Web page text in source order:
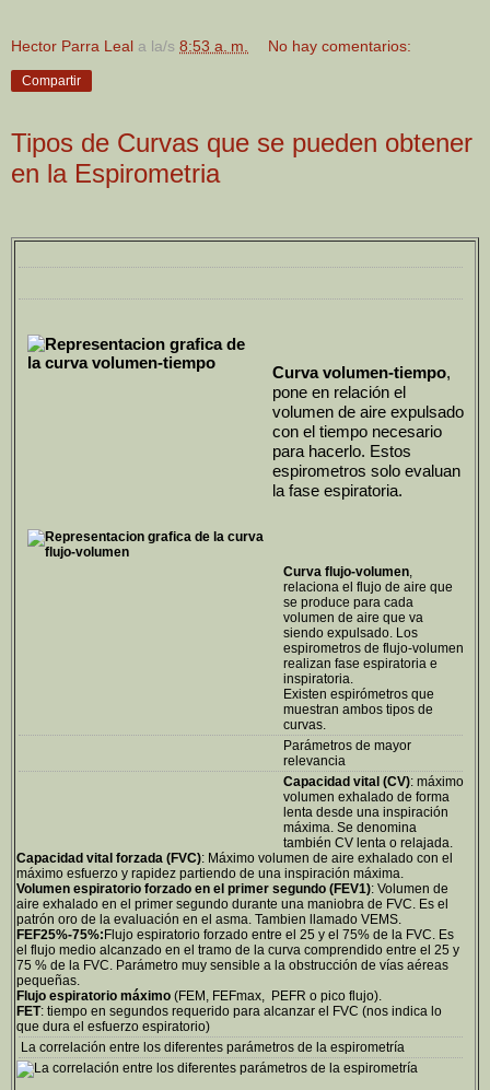
Hector Parra Leal a la/s 8:53 a. m. No hay comentarios:
Compartir
Tipos de Curvas que se pueden obtener
en la Espirometria
Curva volumen-tiempo,
pone en relación el
volumen de aire expulsado
con el tiempo necesario
para hacerlo. Estos
espirometros solo evaluan
la fase espiratoria.
Curva flujo-volumen
relaciona el flujo de aire que
se produce para cada
volumen de aire que va
siendo expulsado. Los
espirometros de flujo-volumen
realizan fase espiratoria e
inspiratoria.
Existen espirómetros que
muestran ambos tipos de
curvas.
Parámetros de mayor
relevancia
Capacidad vital (CV): máximo
volumen exhalado de forma
lenta desde una inspiración
máxima. Se denomina
también CV lenta o relajada.
Capacidad vital forzada (FVC): Máximo volumen de aire exhalado con el
máximo esfuerzo y rapidez partiendo de una inspiración máxima.
Volumen espiratorio forzado en el primer segundo (FEV1): Volumen de
aire exhalado en el primer segundo durante una maniobra de FVC. Es el
patrón oro de la evaluación en el asma. Tambien llamado VEMS.
FEF25%-75%:Flujo espiratorio forzado entre el 25 y el 75% de la FVC. Es
el flujo medio alcanzado en el tramo de la curva comprendido entre el 25 y
75 % de la FVC. Parámetro muy sensible a la obstrucción de vías aéreas
pequeñas.
Flujo espiratorio máximo (FEM, FEFmax, PEFR o pico flujo).
FET: tiempo en segundos requerido para alcanzar el FVC (nos indica lo
que dura el esfuerzo espiratorio)
La correlación entre los diferentes parámetros de la espirometría